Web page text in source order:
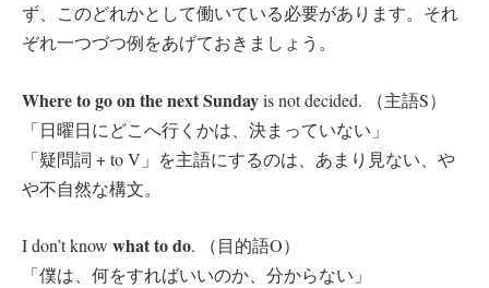
ず、このどれかとして働いている必要があります。それ
ぞれ一つづつ例をあげておきましょう。
Where to go on the next Sundayis not decided. （主語S）
「日曜日にどこへ行くかは、決まっていない」
「疑問詞 + to V」を主語にするのは、あまり見ない、や
や不自然な構文。
I don’t know what to do. （目的語O）
「僕は、何をすればいいのか、分からない」